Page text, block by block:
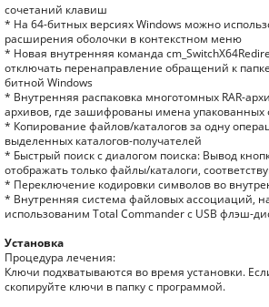
сочетаний клавиш
* На 64-битных версиях Windows можно
расширения оболочки в контекстном меню
* Новая внутренняя команда
отключать перенаправление обращений к
битной Windows
* Внутренняя распаковка многотомных RAR-
архивов, где зашифрованы имена упакованных
* Копирование файлов/каталогов за одну
выделенных каталогов-получателей
* Быстрый поиск с диалогом поиска: Вывод
отображать только файлы/каталоги,
* Переключение кодировки символов во
* Внутренняя система файловых ассоциаций,
использованим Total Commander с USB флэш-
Установка
Процедура лечения:
Ключи подхватываются во время установки.
скопируйте ключи в папку с программой.